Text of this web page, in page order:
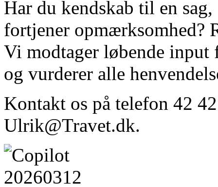
Har du kendskab til en
fortjener opmærksomhed?
Vi modtager løbende input
og vurderer alle
Kontakt os på telefon 42
Ulrik@Travet.dk.